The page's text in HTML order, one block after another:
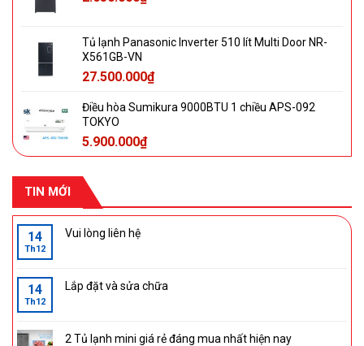
Tủ lạnh Panasonic Inverter 510 lít Multi Door NR-
X561GB-VN
27.500.000₫
Điều hòa Sumikura 9000BTU 1 chiều APS-092
TOKYO
5.900.000₫
TIN MỚI
14
Th12
Vui lòng liên hệ
14
Th12
Lắp đặt và sửa chữa
2 Tủ lạnh mini giá rẻ đáng mua nhất hiện nay